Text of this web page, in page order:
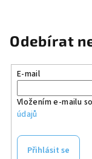
Odebírat
E-mail
Vložením e-mailu
údajů
Přihlásit se